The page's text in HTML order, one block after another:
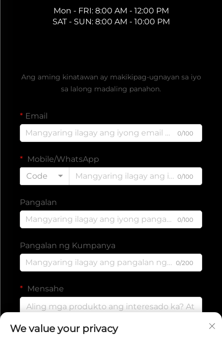
Mon - FRI: 8:00 AM - 12:00 PM
SAT - SUN: 8:00 AM - 10:00 PM
Ang aming kinatawan ay makikipag-ugnayan sa iyo
sa lalong madaling panahon.
Email
0/100
Mobile/WhatsApp
Code
0/100
Pangalan
0/100
Pangalan ng Kumpanya
0/200
Mensahe
We value your privacy